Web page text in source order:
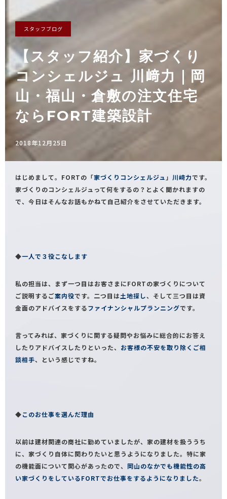
スタッフブログ
【スタッフ紹介】家づくり
コンシェルジュ 川﨑力｜岡
山・福山・倉敷の注文住宅
ならFORT建築設計
2018年12月25日
はじめまして。FORTの「家づくりコンシェルジュ 」 川﨑力です。
家づくりのコンシェルジュって何をするの？とよく聞かれますの
で、今日はそんなお話もかねて自己紹介をさせていただきます。
◆一人で３役こなします
私の担当は、まず一つ目はお客さまにFORTの家づくりについて
ご説明するご案内役です。二つ目は土地探し、そして三つ目は資
金面のアドバイスをするファイナンシャルプランニングです。
言ってみれば、家づくりに関する疑問やお悩みに総合的にお答え
したりアドバイスしたりといった、 お客様の不安を取り除くご相
談相手、という感じですね。
◆このお仕事を選んだ理由
以前は建材関連の商社に勤めていましたが、家の建材を扱ううち
に、家づくり自体に関わりたいと思うようになりました。特に家
の機能面について関心があったので、 岡山のなかでも機能性の高
い家づくりをしているFORTでお仕事をするようになりました。